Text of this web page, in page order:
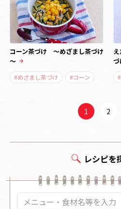
コーン茶づけ ～めざまし茶づけ
～
#めざまし茶づけ #コーン
1 2
レシピを